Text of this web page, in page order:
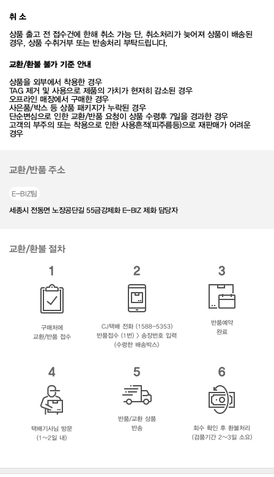
취 소
상품 출고 전 접수건에 한해 취소 가능 단, 취소처리가 늦어져 상품이 배송된
경우, 상품 수취거부 또는 반송처리 부탁드립니다.
교환/환불 불가 기준 안내
상품을 외부에서 착용한 경우
TAG 제거 및 사용으로 제품의 가치가 현저히 감소된 경우
오프라인 매장에서 구매한 경우
사은품/박스 등 상품 패키지가 누락된 경우
단순변심으로 인한 교환/반품 요청이 상품 수령후 7일을 경과한 경우
고객의 부주의 또는 착용으로 인한 사용흔적(피주름등)으로 재판매가 어려운
경우
교환/반품 주소
E-BIZ팀
세종시 전동면 노장공단길 55금강제화 E-BIZ 제화 담당자
교환/환불 절차
1
구매처에
교환/반품 접수
2
CJ택배 전화 (1588-5353)
반품접수 (1번) > 송장번호 입력
(수령한 배송박스)
3
반품예약
완료
4
택배기사님 방문
(1~2일 내)
5
반품/교환 상품
반송
6
회수 확인 후 환불처리
(검품기간 2~3일 소요)